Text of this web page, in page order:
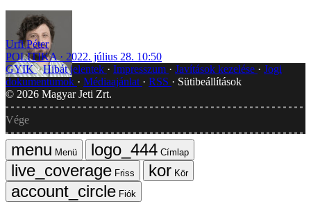
Urfi Péter
POLITIKA
2022. július 28. 10:50
GYIK Hibát jelentek Impresszum Javítások kezelése
Jogi
dokumentumok
Médiaajánlat RSS
Sütibeállítások
© 2026 Magyar Jeti Zrt.
Vége
Menü
Címlap
Friss
Kör
Fiók